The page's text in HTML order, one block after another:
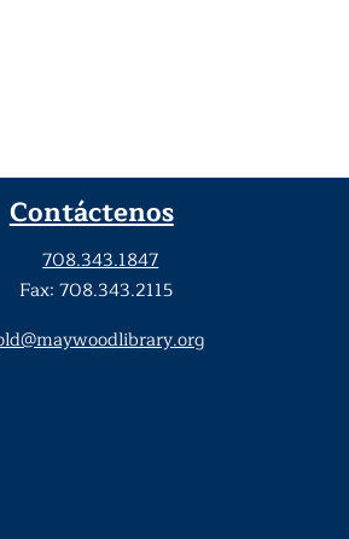
Contáctenos
708.343.1847
Fax: 708.343.2115